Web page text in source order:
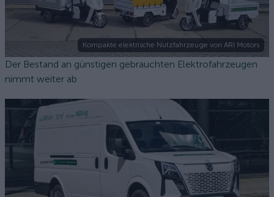
Kompakte elektrische Nutzfahrzeuge von ARI Motors
Der Bestand an günstigen gebrauchten Elektrofahrzeugen
nimmt weiter ab